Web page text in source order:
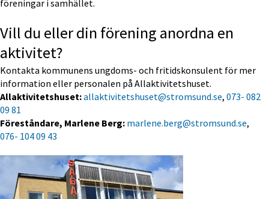
föreningar i samhället.
Vill du eller din förening anordna en
aktivitet?
Kontakta kommunens ungdoms- och fritidskonsulent för mer
information eller personalen på Allaktivitetshuset.
Allaktivitetshuset: allaktivitetshuset@stromsund.se, 073- 082
09 81
Föreståndare, Marlene Berg: marlene.berg@stromsund.se
076- 104 09 43